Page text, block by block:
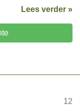
12
Lees verder »